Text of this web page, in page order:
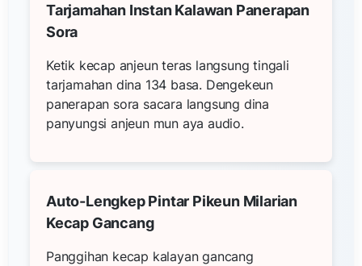
Tarjamahan Instan Kalawan Panerapan
Sora
Ketik kecap anjeun teras langsung tingali
tarjamahan dina 134 basa. Dengekeun
panerapan sora sacara langsung dina
panyungsi anjeun mun aya audio.
Auto-Lengkep Pintar Pikeun Milarian
Kecap Gancang
Panggihan kecap kalayan gancang